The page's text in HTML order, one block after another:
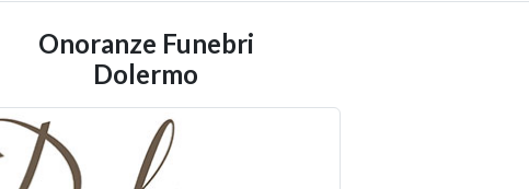
Onoranze Funebri
Dolermo